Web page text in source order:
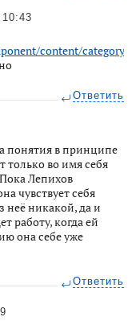
10:43
content/category/
Ответить
понятия в принципе
только во имя себя
Лепихов
чувствует себя
неё никакой, да и
работу, когда ей
она себе уже
Ответить